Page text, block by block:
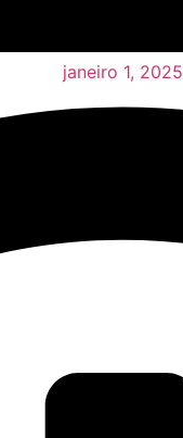
janeiro 1, 2025